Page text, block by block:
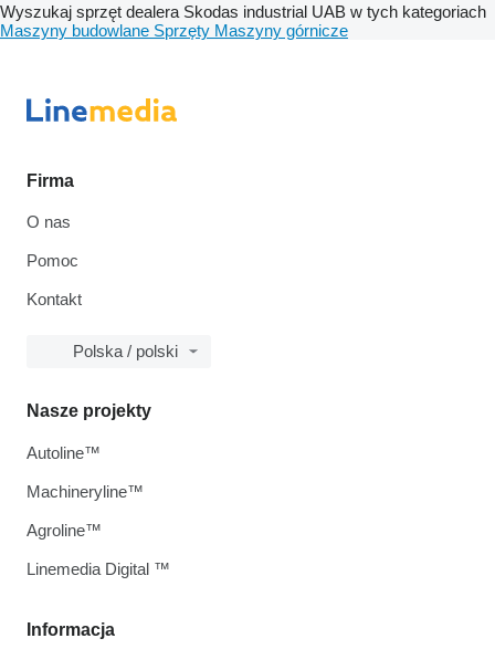
Wyszukaj sprzęt dealera Skodas industrial UAB w tych kategoriach
Maszyny budowlane Sprzęty Maszyny górnicze
Firma
O nas
Pomoc
Kontakt
Polska / polski
Informacja
Nasze projekty
Autoline™
Machineryline™
Agroline™
Linemedia Digital ™